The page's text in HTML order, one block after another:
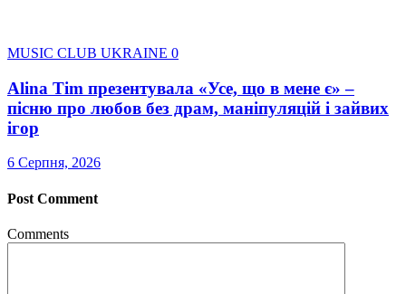
MUSIC CLUB UKRAINE 0
Alina Tim презентувала «Усе, що в мене є» –
пісню про любов без драм, маніпуляцій і зайвих
ігор
6 Серпня, 2026
Post Comment
Comments